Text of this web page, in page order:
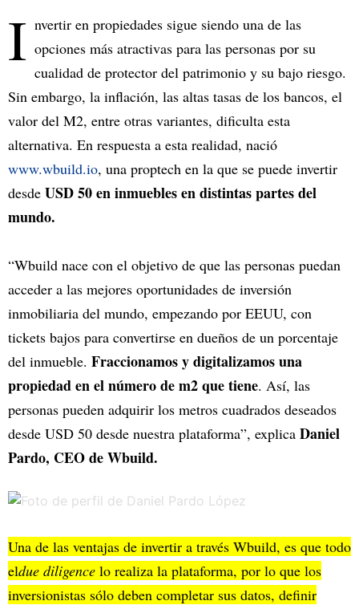
I nvertir en propiedades sigue siendo una de las
opciones más atractivas para las personas por su
cualidad de protector del patrimonio y su bajo riesgo.
Sin embargo, la inflación, las altas tasas de los bancos, el
valor del M2, entre otras variantes, dificulta esta
alternativa. En respuesta a esta realidad, nació
www.wbuild.io, una proptech en la que se puede invertir
desde USD 50 en inmuebles en distintas partes del
mundo.
“Wbuild nace con el objetivo de que las personas puedan
acceder a las mejores oportunidades de inversión
inmobiliaria del mundo, empezando por EEUU, con
tickets bajos para convertirse en dueños de un porcentaje
del inmueble. Fraccionamos y digitalizamos una
propiedad en el número de m2 que tiene. Así, las
personas pueden adquirir los metros cuadrados deseados
desde USD 50 desde nuestra plataforma”, explica Daniel
Pardo, CEO de Wbuild.
Una de las ventajas de invertir a través Wbuild, es que todo
eldue diligence lo realiza la plataforma, por lo que los
inversionistas sólo deben completar sus datos, definir